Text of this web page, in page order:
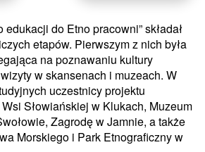
edukacji do Etno pracowni” składał
etapów. Pierwszym z nich była
na poznawaniu kultury
w skansenach i muzeach. W
uczestnicy projektu
Słowiańskiej w Klukach, Muzeum
Zagrodę w Jamnie, a także
Morskiego i Park Etnograficzny w